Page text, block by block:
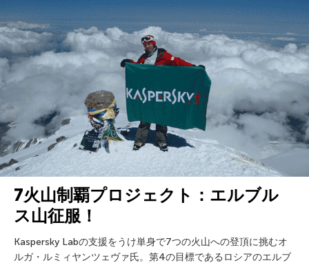
7火山制覇プロジェクト：エルブル
ス山征服！
Kaspersky Labの支援をうけ単身で7つの火山への登頂に挑むオ
ルガ・ルミィヤンツェヴァ氏。第4の目標であるロシアのエルブ